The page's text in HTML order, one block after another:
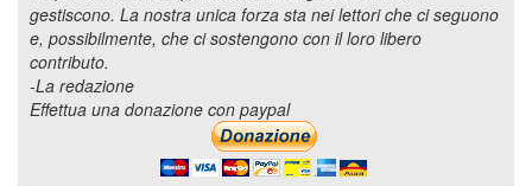
gestiscono. La nostra unica forza sta nei lettori che ci seguono
e, possibilmente, che ci sostengono con il loro libero
contributo.
-La redazione
Effettua una donazione con paypal